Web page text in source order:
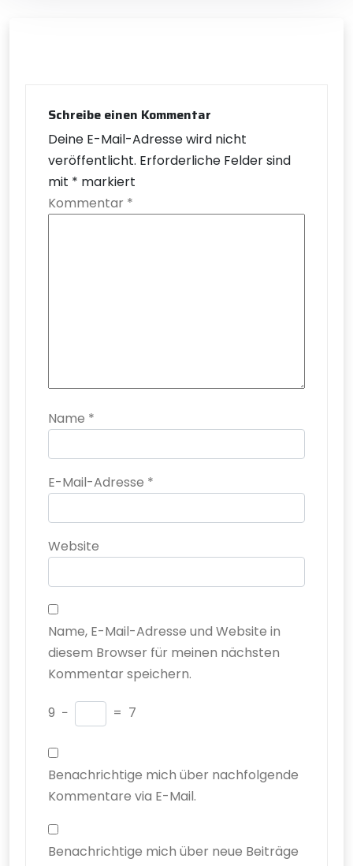
Schreibe einen Kommentar
Deine E-Mail-Adresse wird nicht
veröffentlicht. Erforderliche Felder sind
mit * markiert
Kommentar *
Name *
E-Mail-Adresse *
Website
Name, E-Mail-Adresse und Website in
diesem Browser für meinen nächsten
Kommentar speichern.
9 − = 7
Benachrichtige mich über nachfolgende
Kommentare via E-Mail.
Benachrichtige mich über neue Beiträge